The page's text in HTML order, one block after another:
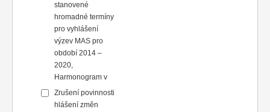
stanovené
hromadné termíny
pro vyhlášení
výzev MAS pro
období 2014 –
2020,
Harmonogram v
Zrušení povinnosti
hlášení změn